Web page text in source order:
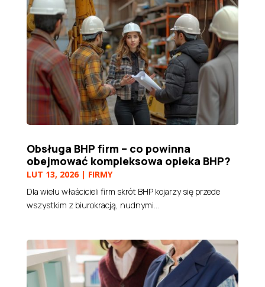
Obsługa BHP firm – co powinna
obejmować kompleksowa opieka BHP?
LUT 13, 2026| FIRMY
Dla wielu właścicieli firm skrót BHP kojarzy się przede
wszystkim z biurokracją, nudnymi...